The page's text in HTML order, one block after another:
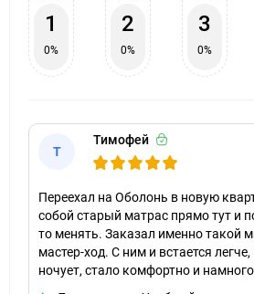
1
0%
2
0%
3
0%
Т
Тимофей
Переехал на Оболонь в новую
собой старый матрас прямо тут и
то менять. Заказал именно такой
мастер-ход. С ним и встается
ночует, стало комфортно и